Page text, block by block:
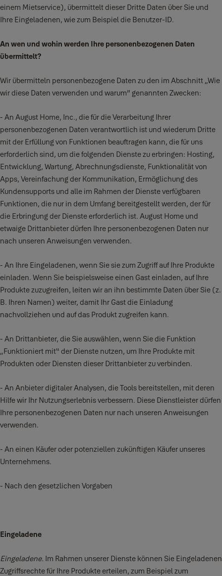
einem Mietservice), übermittelt dieser Dritte Daten über Sie und
Ihre Eingeladenen, wie zum Beispiel die Benutzer-ID.
An wen und wohin werden Ihre personenbezogenen Daten
übermittelt?
Wir übermitteln personenbezogene Daten zu den im Abschnitt „Wie
wir diese Daten verwenden und warum” genannten Zwecken:
- An August Home, Inc., die für die Verarbeitung Ihrer
personenbezogenen Daten verantwortlich ist und wiederum Dritte
mit der Erfüllung von Funktionen beauftragen kann, die für uns
erforderlich sind, um die folgenden Dienste zu erbringen: Hosting,
Entwicklung, Wartung, Abrechnungsdienste, Funktionalität von
Apps, Vereinfachung der Kommunikation, Ermöglichung des
Kundensupports und alle im Rahmen der Dienste verfügbaren
Funktionen, die nur in dem Umfang bereitgestellt werden, der für
die Erbringung der Dienste erforderlich ist. August Home und
etwaige Drittanbieter dürfen Ihre personenbezogenen Daten nur
nach unseren Anweisungen verwenden.
- An Ihre Eingeladenen, wenn Sie sie zum Zugriff auf Ihre Produkte
einladen. Wenn Sie beispielsweise einen Gast einladen, auf Ihre
Produkte zuzugreifen, leiten wir an ihn bestimmte Daten über Sie (z.
B. Ihren Namen) weiter, damit Ihr Gast die Einladung
nachvollziehen und auf das Produkt zugreifen kann.
- An Drittanbieter, die Sie auswählen, wenn Sie die Funktion
„Funktioniert mit“ der Dienste nutzen, um Ihre Produkte mit
Produkten oder Diensten dieser Drittanbieter zu verbinden.
- An Anbieter digitaler Analysen, die Tools bereitstellen, mit deren
Hilfe wir Ihr Nutzungserlebnis verbessern. Diese Dienstleister dürfen
Ihre personenbezogenen Daten nur nach unseren Anweisungen
verwenden.
- An einen Käufer oder potenziellen zukünftigen Käufer unseres
Unternehmens.
- Nach den gesetzlichen Vorgaben
Eingeladene
Eingeladene. Im Rahmen unserer Dienste können Sie Eingeladenen
Zugriffsrechte für Ihre Produkte erteilen, zum Beispiel zum